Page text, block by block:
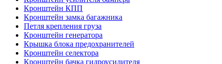
Кронштейн КПП
Кронштейн замка багажника
Петля крепления груза
Кронштейн генератора
Крышка блока предохранителей
Кронштейн селектора
Кронштейн бачка гидроусилителя